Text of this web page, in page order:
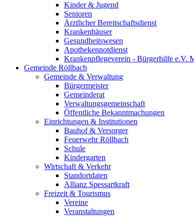
Kinder & Jugend
Senioren
Ärztlicher Bereitschaftsdienst
Krankenhäuser
Gesundheitswesen
Apothekennotdienst
Krankenpflegeverein - Bürgerhilfe e.V.
Gemeinde Röllbach
Gemeinde & Verwaltung
Bürgermeister
Gemeinderat
Verwaltungsgemeinschaft
Öffentliche Bekanntmachungen
Einrichtungen & Institutionen
Bauhof & Versorger
Feuerwehr Röllbach
Schule
Kindergarten
Wirtschaft & Verkehr
Standortdaten
Allianz Spessartkraft
Freizeit & Tourismus
Vereine
Veranstaltungen